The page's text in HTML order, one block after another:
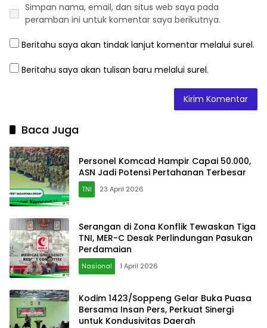
Simpan nama, email, dan situs web saya pada
peramban ini untuk komentar saya berikutnya.
Beritahu saya akan tindak lanjut komentar melalui surel.
Beritahu saya akan tulisan baru melalui surel.
Baca Juga
Personel Komcad Hampir Capai 50.000,
ASN Jadi Potensi Pertahanan Terbesar
TNI 23 April 2026
Serangan di Zona Konflik Tewaskan Tiga
TNI, MER-C Desak Perlindungan Pasukan
Perdamaian
Nasional 1 April 2026
Kodim 1423/Soppeng Gelar Buka Puasa
Bersama Insan Pers, Perkuat Sinergi
untuk Kondusivitas Daerah